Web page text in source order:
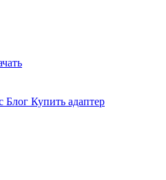
Блог Купить адаптер